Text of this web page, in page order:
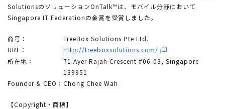
SolutionsのソリューションOnTalk™は、モバイル分野において
Singapore IT Federationの金賞を受賞しました。
商号：
TreeBox Solutions Pte Ltd.
URL：
http://treeboxsolutions.com/
所在地：
71 Ayer Rajah Crescent #06-03, Singapore
139951
Founder & CEO： Chong Chee Wah
【Copyright・商標】